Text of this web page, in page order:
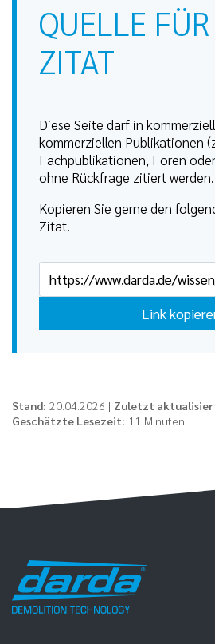
QUELLE
ZITAT
Diese Seite darf in
kommerziellen Publikationen
Fachpublikationen, Foren
ohne Rückfrage zitiert werden.
Kopieren Sie gerne den
Zitat.
Link
Stand: 20.04.2026 | Zuletzt
Geschätzte Lesezeit: 11 Minuten